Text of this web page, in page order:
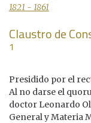
1821 - 1861
Claustro de
1
Presidido por el
Al no darse el
doctor Leonardo
General y Materia